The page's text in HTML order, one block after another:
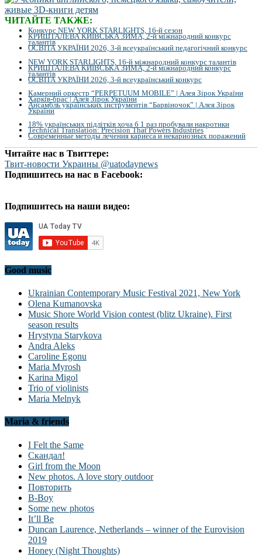
ЧИТАЙТЕ ТАКЖЕ:
Конкурс NEW YORK STARLIGHTS, 16-й сезон
КРИШТАЛЕВА КИЇВСЬКА ЗИМА, 2-й міжнародний конкурс
талантів
ОСВІТА УКРАЇНИ 2026, 3-й всеукраїнський педагогічний конкурс
NEW YORK STARLIGHTS, 16-й міжнародний конкурс талантів
КРИШТАЛЕВА КИЇВСЬКА ЗИМА, 2-й міжнародний конкурс
талантів
ОСВІТА УКРАЇНИ 2026, 3-й всеукраїнський конкурс
Камерний оркестр “PERPETUUM MOBILE” | Алея Зірок України
Харків-брас | Алея Зірок України
Ансамбль українських інструментів “Барвіночок” | Алея Зірок
України
18% українських підлітків хоча б 1 раз пробували накротики
Technical Translation: Precision That Powers Industries
Современные методы лечения кариеса и некариозных поражений
Читайте нас в Твиттере:
Твит-новости Украины @uatodaynews
Подпишитесь на нас в Facebook:
Подпишитесь на наши видео:
Good music
Ukrainian Contemporary Music Festival 2021, New York
Olena Kumanovska
Music Shore World Vision contest (blitz Ukraine). First
season results
Hrystyna Starykova
Andra Aleks
Caroline Egonu
Maria Myrosh
Karina Migol
Trio of violinists
Maria Melnyk
Maria & friends
I Felt the Same
Скандал!
Girl from the Moon
New photos. A love story outdoor
Повторить
B-Boy
Some new photos
It’ll Be
Duncan Laurence, Netherlands – winner of the Eurovision
2019
Honey (Night Thoughts)